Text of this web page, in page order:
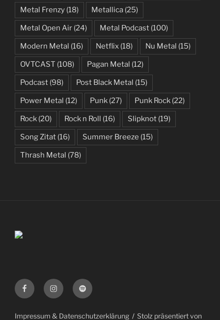
Metal Frenzy (18) Metallica (25)
Metal Open Air (24) Metal Podcast (100)
Modern Metal (16) Netflix (18) Nu Metal (15)
OVTCAST (108) Pagan Metal (12)
Podcast (98) Post Black Metal (15)
Power Metal (12) Punk (27) Punk Rock (22)
Rock (20) Rock n Roll (16) Slipknot (19)
Song Zitat (16) Summer Breeze (15)
Thrash Metal (78)
FacebookInstagramSpotify
Impressum & Datenschutzerklärung Stolz präsentiert von